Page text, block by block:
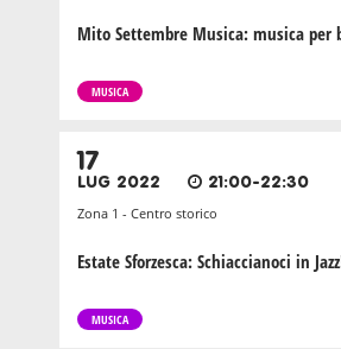
Mito Settembre Musica: musica per
MUSICA
17
LUG 2022 21:00-22:30
Zona 1 - Centro storico
Estate Sforzesca: Schiaccianoci in
MUSICA